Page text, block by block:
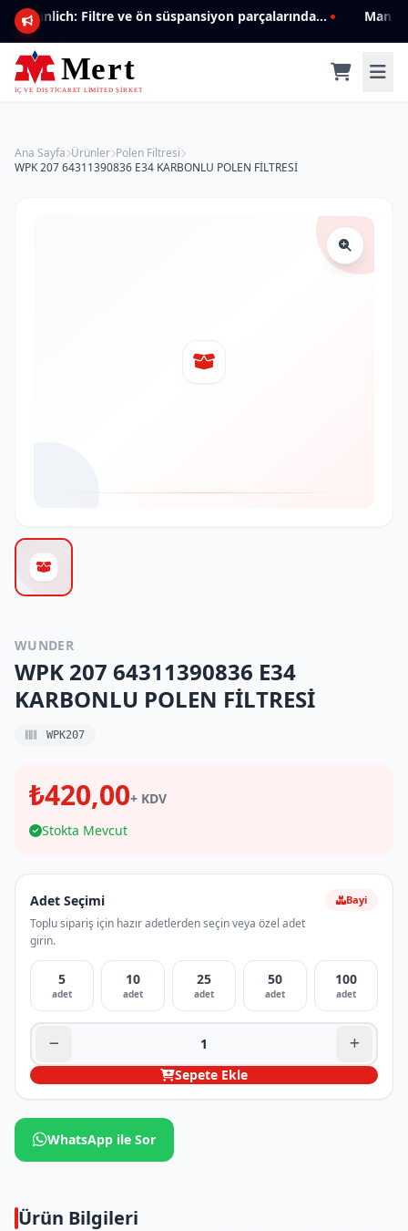
Mannlich: Filtre ve ön süspansiyon parçalarında genişleyen ürün yelpazesiyle kalite ve güven.
Ana Sayfa Ürünler Polen Filtresi
WPK 207 64311390836 E34 KARBONLU POLEN FİLTRESİ
WUNDER
WPK 207 64311390836 E34
KARBONLU POLEN FİLTRESİ
WPK207
₺420,00+ KDV
Stokta Mevcut
Adet Seçimi
Toplu sipariş için hazır adetlerden seçin veya özel adet
girin.
Bayi
5
adet
10
adet
25
adet
50
adet
100
adet
Sepete Ekle
WhatsApp ile Sor
Ürün Bilgileri